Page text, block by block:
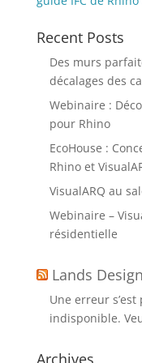
Recent Posts
Des murs
décalages des
Webinaire :
pour Rhino
EcoHouse :
Rhino et
VisualARQ au
Webinaire –
résidentielle
Lands Design
Une erreur
indisponible.
Archives